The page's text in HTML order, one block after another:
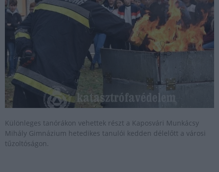
Különleges tanórákon vehettek részt a Kaposvári Munkácsy
Mihály Gimnázium hetedikes tanulói kedden délelőtt a városi
tűzoltóságon.